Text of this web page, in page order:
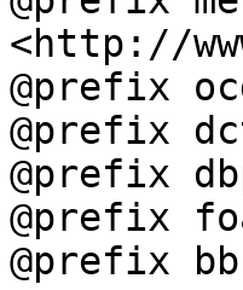
<http://
@prefix
@prefix
@prefix
@prefix
@prefix